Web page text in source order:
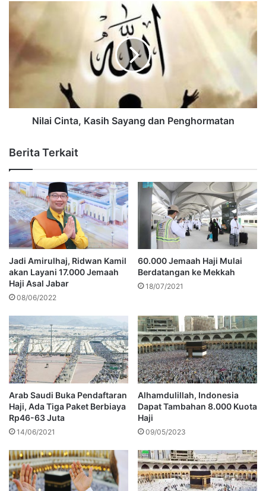
Nilai Cinta, Kasih Sayang dan Penghormatan
Berita Terkait
Jadi Amirulhaj, Ridwan Kamil
akan Layani 17.000 Jemaah
Haji Asal Jabar
08/06/2022
60.000 Jemaah Haji Mulai
Berdatangan ke Mekkah
18/07/2021
Arab Saudi Buka Pendaftaran
Haji, Ada Tiga Paket Berbiaya
Rp46-63 Juta
14/06/2021
Alhamdulillah, Indonesia
Dapat Tambahan 8.000 Kuota
Haji
09/05/2023